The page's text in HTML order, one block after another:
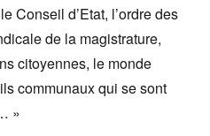
Conseil d’Etat, l’ordre des
de la magistrature,
citoyennes, le monde
communaux qui se sont
»